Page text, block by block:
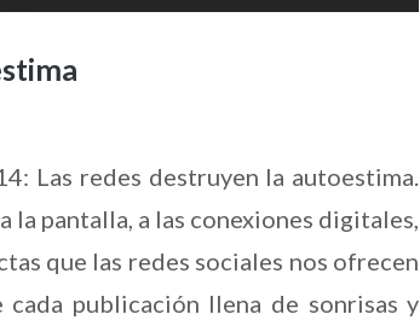
Las redes destruyen la autoestima.
pantalla, a las conexiones digitales,
que las redes sociales nos ofrecen
publicación llena de sonrisas y